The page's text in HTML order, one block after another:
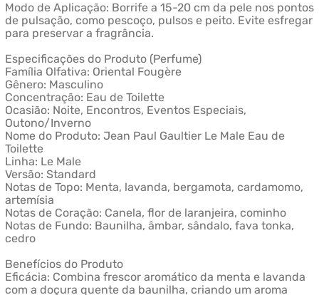
Modo de Aplicação: Borrife a 15-20 cm da pele nos pontos
de pulsação, como pescoço, pulsos e peito. Evite esfregar
para preservar a fragrância.
Especificações do Produto (Perfume)
Família Olfativa: Oriental Fougère
Gênero: Masculino
Concentração: Eau de Toilette
Ocasião: Noite, Encontros, Eventos Especiais,
Outono/Inverno
Nome do Produto: Jean Paul Gaultier Le Male Eau de
Toilette
Linha: Le Male
Versão: Standard
Notas de Topo: Menta, lavanda, bergamota, cardamomo,
artemísia
Notas de Coração: Canela, flor de laranjeira, cominho
Notas de Fundo: Baunilha, âmbar, sândalo, fava tonka,
cedro
Benefícios do Produto
Eficácia: Combina frescor aromático da menta e lavanda
com a doçura quente da baunilha, criando um aroma